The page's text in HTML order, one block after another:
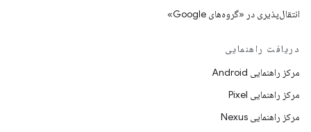
انتقال‌پذیری در «گروه‌های Google»
دریافت راهنمایی
مرکز راهنمایی Android
مرکز راهنمایی Pixel
مرکز راهنمایی Nexus